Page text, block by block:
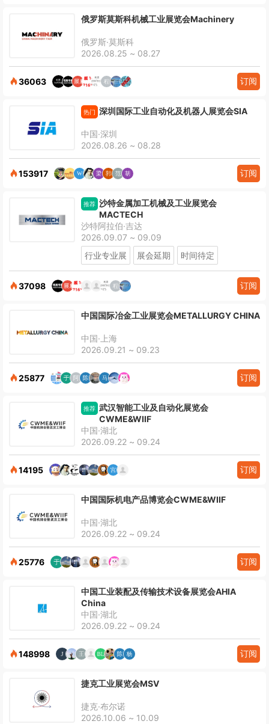
俄罗斯莫斯科机械工业展览会Machinery
俄罗斯·莫斯科
2026.08.25 ~ 08.27
36063 订阅
热门 深圳国际工业自动化及机器人展览会SIA
中国·深圳
2026.08.26 ~ 08.28
153917 订阅
推荐 沙特金属加工机械及工业展览会
MACTECH
沙特阿拉伯·吉达
2026.09.07 ~ 09.09
行业专业展
展会延期 时间待定
37098 订阅
中国国际冶金工业展览会METALLURGY CHINA
中国·上海
2026.09.21 ~ 09.23
25877 订阅
推荐 武汉智能工业及自动化展览会
CWME&WIIF
中国·湖北
2026.09.22 ~ 09.24
14195 订阅
中国国际机电产品博览会CWME&WIIF
中国·湖北
2026.09.22 ~ 09.24
25776 订阅
中国工业装配及传输技术设备展览会AHIA
China
中国·湖北
2026.09.22 ~ 09.24
148998 订阅
捷克工业展览会MSV
捷克·布尔诺
2026.10.06 ~ 10.09